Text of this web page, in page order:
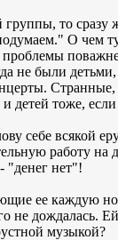
то
О чем
не были
детей тоже,
себе всякой
работу на
"денег нет"!
ее каждую
не
музыкой?